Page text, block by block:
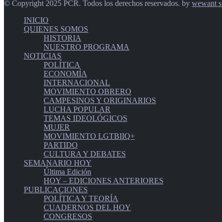
© Copyright 2025 PCR. Todos los derechos reservados. by wewant
INICIO
QUIENES SOMOS
HISTORIA
NUESTRO PROGRAMA
NOTICIAS
POLÍTICA
ECONOMÍA
INTERNACIONAL
MOVIMIENTO OBRERO
CAMPESINOS Y ORIGINARIOS
LUCHA POPULAR
TEMAS IDEOLÓGICOS
MUJER
MOVIMIENTO LGTBIIQ+
PARTIDO
CULTURA Y DEBATES
SEMANARIO HOY
Última Edición
HOY – EDICIONES ANTERIORES
PUBLICACIONES
POLÍTICA Y TEORÍA
CUADERNOS DEL HOY
CONGRESOS